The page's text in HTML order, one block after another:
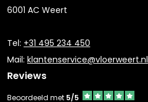
6001 AC Weert
Tel: +31 495 234 450
Mail: klantenservice@vloerweert.nl
Reviews
Beoordeeld met 5/5